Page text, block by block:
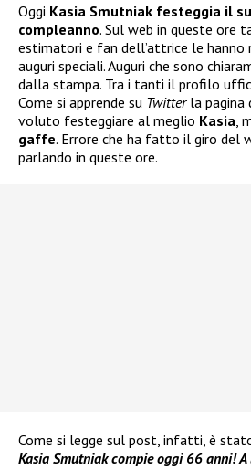
Oggi Kasia Smutniak festeggia il
compleanno. Sul web in queste ore
estimatori e fan dell’attrice le hanno
auguri speciali. Auguri che sono
dalla stampa. Tra i tanti il profilo
Come si apprende su Twitter la
voluto festeggiare al meglio Kasia ,
gaffe. Errore che ha fatto il giro del
parlando in queste ore.
Come si legge sul post, infatti, è
Kasia Smutniak compie oggi 66 anni!